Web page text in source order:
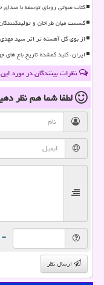
کتاب صوتی رویای توسعه با
گسست میان طراحان و
از بوی گل آهسته تر اثر سید
ایران، کلید گمشده تاریخ باغ های
نظرات بینندگان در مورد
لطفا شما همنظر
= ۵ بعلاوه ۳
ارسال نظر